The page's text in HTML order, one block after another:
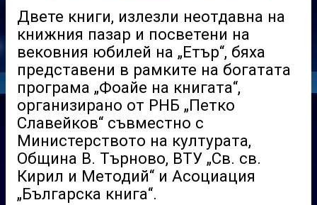
Двете книги, излезли неотдавна на
книжния пазар и посветени на
вековния юбилей на „Етър“, бяха
представени в рамките на богатата
програма „Фоайе на книгата“,
организирано от РНБ „Петко
Славейков“ съвместно с
Министерството на културата,
Община В. Търново, ВТУ „Св. св.
Кирил и Методий“ и Асоциация
„Българска книга“.